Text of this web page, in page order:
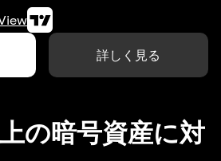
詳しく見る
の暗号資産に対